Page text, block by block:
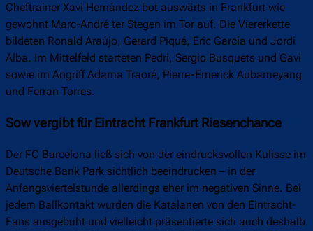
Cheftrainer Xavi Hernández bot auswärts in Frankfurt wie
gewohnt Marc-André ter Stegen im Tor auf. Die Viererkette
bildeten Ronald Araújo, Gerard Piqué, Eric García und Jordi
Alba. Im Mittelfeld starteten Pedri, Sergio Busquets und Gavi
sowie im Angriff Adama Traoré, Pierre-Emerick Aubameyang
und Ferran Torres.
Sow vergibt für Eintracht Frankfurt Riesenchance
Der FC Barcelona ließ sich von der eindrucksvollen Kulisse im
Deutsche Bank Park sichtlich beeindrucken – in der
Anfangsviertelstunde allerdings eher im negativen Sinne. Bei
jedem Ballkontakt wurden die Katalanen von den Eintracht-
Fans ausgebuht und vielleicht präsentierte sich auch deshalb